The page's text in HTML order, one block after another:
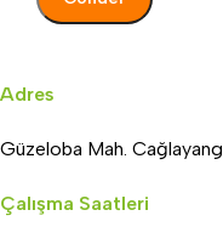
Adres
Güzeloba Mah.
Çalışma Saatleri